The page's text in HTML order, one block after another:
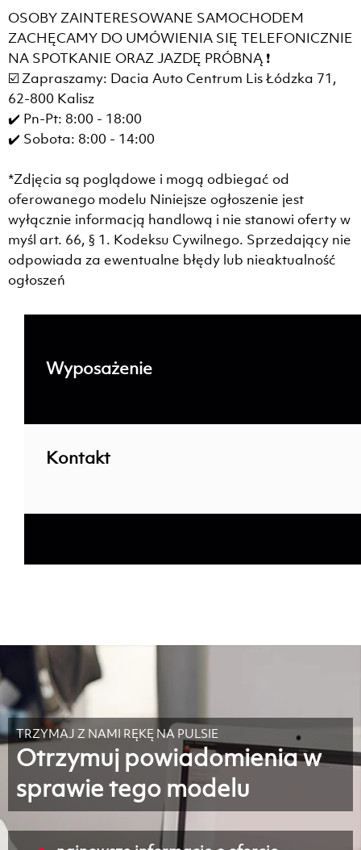
OSOBY ZAINTERESOWANE SAMOCHODEM
ZACHĘCAMY DO UMÓWIENIA SIĘ TELEFONICZNIE
NA SPOTKANIE ORAZ JAZDĘ PRÓBNĄ ❗
☑️ Zapraszamy: Dacia Auto Centrum Lis Łódzka 71,
62-800 Kalisz
✔️ Pn-Pt: 8:00 - 18:00
✔️ Sobota: 8:00 - 14:00
*Zdjęcia są poglądowe i mogą odbiegać od
oferowanego modelu Niniejsze ogłoszenie jest
wyłącznie informacją handlową i nie stanowi oferty w
myśl art. 66, § 1. Kodeksu Cywilnego. Sprzedający nie
odpowiada za ewentualne błędy lub nieaktualność
ogłoszeń
Wyposażenie
Kontakt
TRZYMAJ Z NAMI RĘKĘ NA PULSIE
Otrzymuj powiadomienia w
sprawie tego modelu